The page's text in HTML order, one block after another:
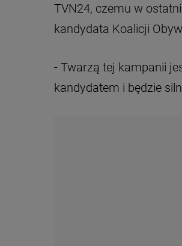
TVN24, czemu w
kandydata Koalicji
- Twarzą tej kampanii
kandydatem i będzie